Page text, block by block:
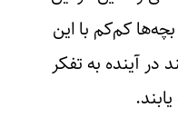
کم‌کم با این
در آینده به تفکر